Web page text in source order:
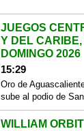
JUEGOS
Y DEL
DOMINGO 2026
15:29
Oro de
sube al podio de
WILLIAM ORBIT